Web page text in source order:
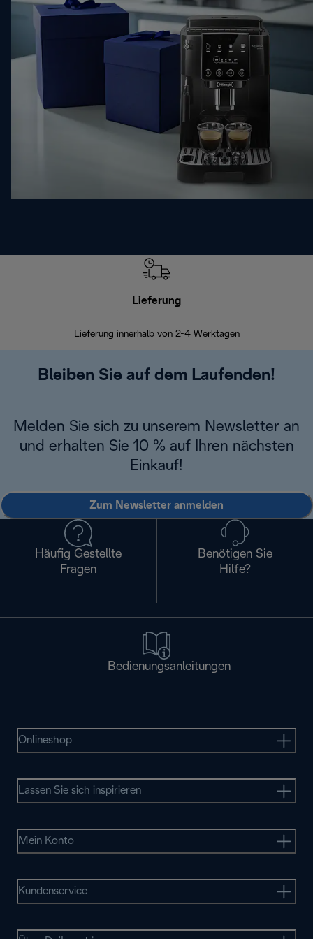
Lieferung
Lieferung innerhalb von 2-4 Werktagen
Bleiben Sie auf dem Laufenden!
Melden Sie sich zu unserem Newsletter an
und erhalten Sie 10 % auf Ihren nächsten
Einkauf!
Zum Newsletter anmelden
Häufig Gestellte
Fragen
Benötigen Sie
Hilfe?
Bedienungsanleitungen
Onlineshop
Lassen Sie sich inspirieren
Mein Konto
Kundenservice